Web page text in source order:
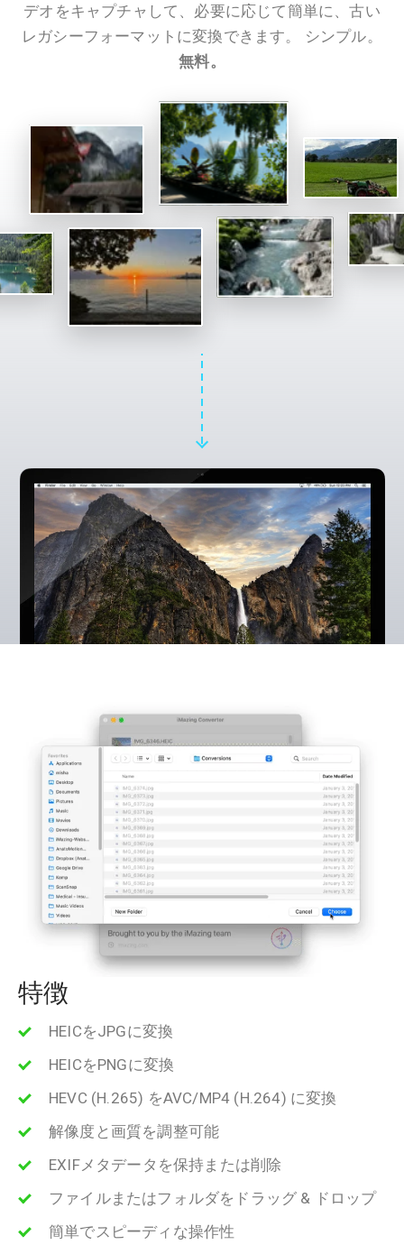
デオをキャプチャして、必要に応じて簡単に、古い
レガシーフォーマットに変換できます。 シンプル。
無料。
特徴
HEICをJPGに変換
HEICをPNGに変換
HEVC (H.265) をAVC/MP4 (H.264) に変換
解像度と画質を調整可能
EXIFメタデータを保持または削除
ファイルまたはフォルダをドラッグ & ドロップ
簡単でスピーディな操作性